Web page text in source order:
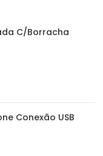
C/Borracha
Conexão USB